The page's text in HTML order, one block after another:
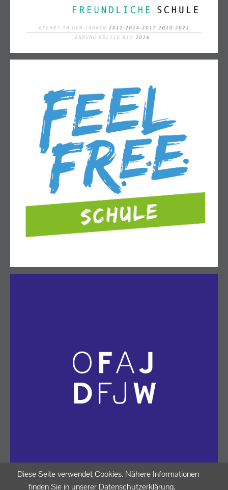
Diese Seite verwendet Cookies. Nähere Informationen
finden Sie in unserer Datenschutzerklärung.